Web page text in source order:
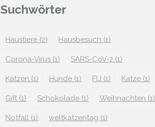
Suchwörter
Haustiere (2) Hausbesuch (1)
Corona-Virus (1) SARS-CoV-2 (1)
Katzen (1) Hunde (1) FLI (1) Katze (1)
Gift (1) Schokolade (1) Weihnachten (1)
Notfall (1) weltkatzentag (1)